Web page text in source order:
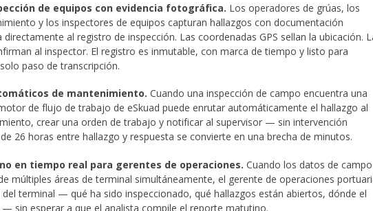
de equipos con evidencia fotográfica. Los operadores de grúas, los
y los inspectores de equipos capturan hallazgos con documentación
al registro de inspección. Las coordenadas GPS sellan la ubicación.
al inspector. El registro es inmutable, con marca de tiempo y listo para
paso de transcripción.
de mantenimiento. Cuando una inspección de campo encuentra una
de flujo de trabajo de eSkuad puede enrutar automáticamente el hallazgo al
crear una orden de trabajo y notificar al supervisor — sin intervención
26 horas entre hallazgo y respuesta se convierte en una brecha de minutos.
en tiempo real para gerentes de operaciones. Cuando los datos de campo
múltiples áreas de terminal simultáneamente, el gerente de operaciones
terminal — qué ha sido inspeccionado, qué hallazgos están abiertos, dónde el
sin esperar a que el analista compile el reporte matutino.